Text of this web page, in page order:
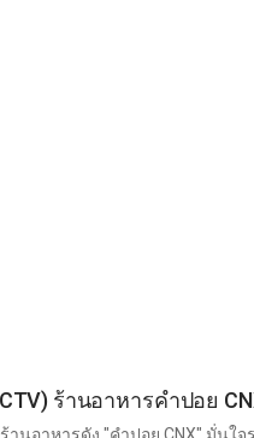
ร้านอาหารคำปอย